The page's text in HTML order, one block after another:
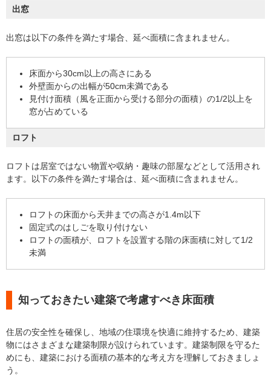
出窓
出窓は以下の条件を満たす場合、延べ面積に含まれません。
床面から30cm以上の高さにある
外壁面からの出幅が50cm未満である
見付け面積（風を正面から受ける部分の面積）の1/2以上を
窓が占めている
ロフト
ロフトは居室ではない物置や収納・趣味の部屋などとして活用され
ます。以下の条件を満たす場合は、延べ面積に含まれません。
ロフトの床面から天井までの高さが1.4m以下
固定式のはしごを取り付けない
ロフトの面積が、ロフトを設置する階の床面積に対して1/2
未満
知っておきたい建築で考慮すべき床面積
住居の安全性を確保し、地域の住環境を快適に維持するため、建築
物にはさまざまな建築制限が設けられています。建築制限を守るた
めにも、建築における面積の基本的な考え方を理解しておきましょ
う。